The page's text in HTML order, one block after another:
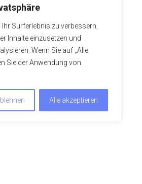
Surferlebnis zu verbessern,
Inhalte einzusetzen und
Wenn Sie auf „Alle
Sie der Anwendung von
Alle akzeptieren